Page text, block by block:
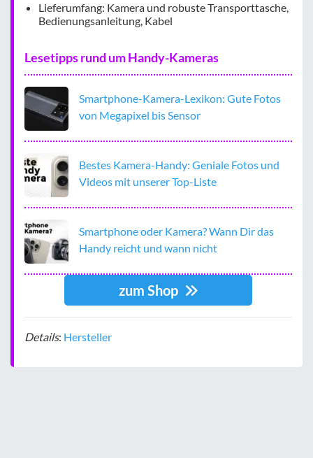
Lieferumfang: Kamera und robuste Transporttasche,
Bedienungsanleitung, Kabel
Lesetipps rund um Handy-Kameras
Smartphone-Kamera-Lexikon: Gute Fotos
von Megapixel bis Sensor
Bestes Kamera-Handy: Geniale Fotos und
Videos mit unserer Top-Liste
Smartphone oder Kamera? Wann Dir das
Handy reicht und wann nicht
zum Shop
Details: Hersteller